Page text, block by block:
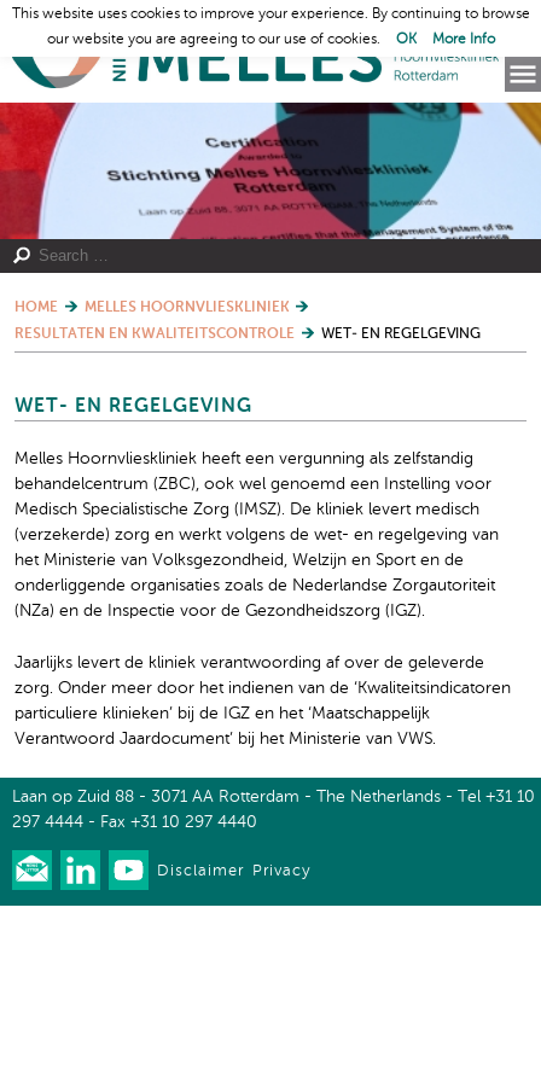
HOME
MELLES HOORNVLIESKLINIEK
RESULTATEN EN KWALITEITSCONTROLE
WET- EN REGELGEVING
WET- EN REGELGEVING
Melles Hoornvlieskliniek heeft een vergunning als zelfstandig
behandelcentrum (ZBC), ook wel genoemd een Instelling voor
Medisch Specialistische Zorg (IMSZ). De kliniek levert medisch
(verzekerde) zorg en werkt volgens de wet- en regelgeving van
het Ministerie van Volksgezondheid, Welzijn en Sport en de
onderliggende organisaties zoals de Nederlandse Zorgautoriteit
(NZa) en de Inspectie voor de Gezondheidszorg (IGZ).
Jaarlijks levert de kliniek verantwoording af over de geleverde
zorg. Onder meer door het indienen van de ‘Kwaliteitsindicatoren
particuliere klinieken’ bij de IGZ en het ‘Maatschappelijk
Verantwoord Jaardocument’ bij het Ministerie van VWS.
Laan op Zuid 88 - 3071 AA Rotterdam - The Netherlands - Tel +31 10
297 4444 - Fax +31 10 297 4440
Disclaimer Privacy
This website uses cookies to improve your experience. By continuing to browse
our website you are agreeing to our use of cookies.
OK More Info